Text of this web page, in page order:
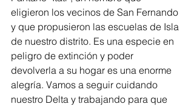
eligieron los vecinos de San Fernando
y que propusieron las escuelas de Isla
de nuestro distrito. Es una especie en
peligro de extinción y poder
devolverla a su hogar es una enorme
alegría. Vamos a seguir cuidando
nuestro Delta y trabajando para que